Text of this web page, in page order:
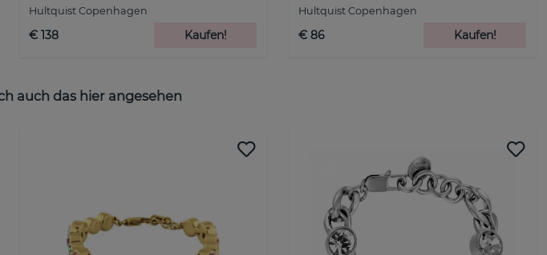
Hultquist Copenhagen
€ 138 Kaufen!
Hultquist Copenhagen
€ 86 Kaufen!
auch das hier angesehen